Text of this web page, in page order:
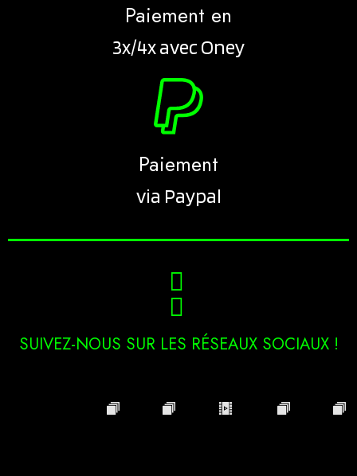
Paiement en
3x/4x avec Oney
Paiement
via Paypal
SUIVEZ-NOUS SUR LES RÉSEAUX SOCIAUX !